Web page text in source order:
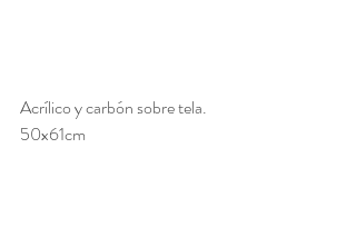
Acrílico y carbón sobre tela.
50x61cm